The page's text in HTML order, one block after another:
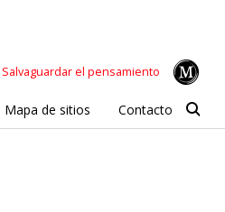
Salvaguardar el pensamiento
Mapa de sitios Contacto